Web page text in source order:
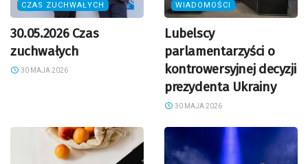
CZAS ZUCHWAŁYCH
30.05.2026 Czas
zuchwałych
30 MAJA 2026
WIADOMOŚCI
Lubelscy
parlamentarzyści o
kontrowersyjnej decyzji
prezydenta Ukrainy
30 MAJA 2026